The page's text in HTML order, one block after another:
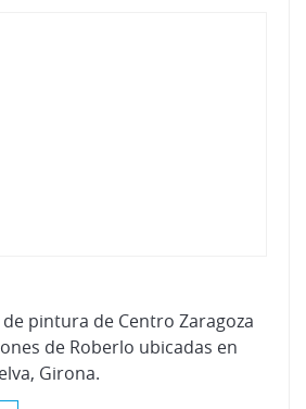
pintura de Centro Zaragoza
de Roberlo ubicadas en
Girona.